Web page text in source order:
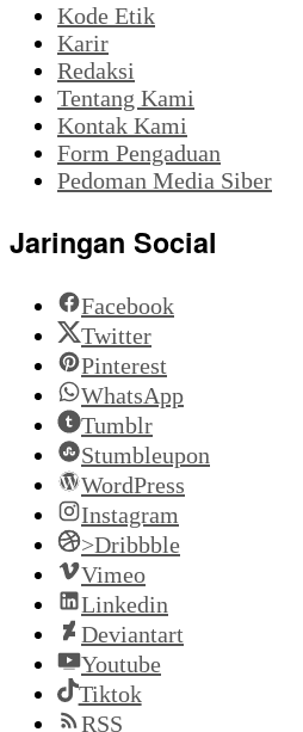
Kode Etik
Karir
Redaksi
Tentang Kami
Kontak Kami
Form Pengaduan
Pedoman Media Siber
Jaringan Social
Facebook
Twitter
Pinterest
WhatsApp
Tumblr
Stumbleupon
WordPress
Instagram
>Dribbble
Vimeo
Linkedin
Deviantart
Youtube
Tiktok
RSS